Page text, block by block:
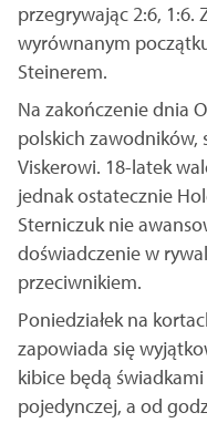
przegrywając 2:6, 1:6.
wyrównanym
Steinerem.
Na zakończenie dnia
polskich zawodników,
Viskerowi. 18-latek
jednak ostatecznie
Sterniczuk nie
doświadczenie w
przeciwnikiem.
Poniedziałek na
zapowiada się
kibice będą
pojedynczej, a od